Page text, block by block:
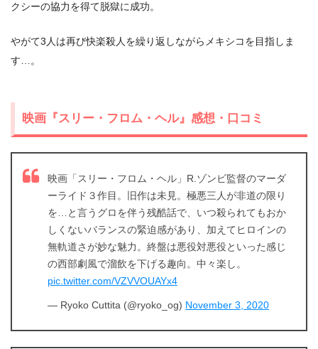
クシーの協力を得て脱獄に成功。
やがて3人は再び快楽殺人を繰り返しながらメキシコを目指しま
す…。
映画『スリー・フロム・ヘル』感想・口コミ
映画「スリー・フロム・ヘル」R.ゾンビ監督のマーダ
ーライド３作目。旧作は未見。極悪三人が非道の限り
を…と言うグロを伴う残酷話で、いつ殺られてもおか
しくないバランスの緊迫感があり、加えてヒロインの
無軌道さが妙な魅力。終盤は悪役対悪役といった感じ
の西部劇風で溜飲を下げる趣向。中々楽し。
pic.twitter.com/VZVVOUAYx4
— Ryoko Cuttita (@ryoko_og) November 3, 2020